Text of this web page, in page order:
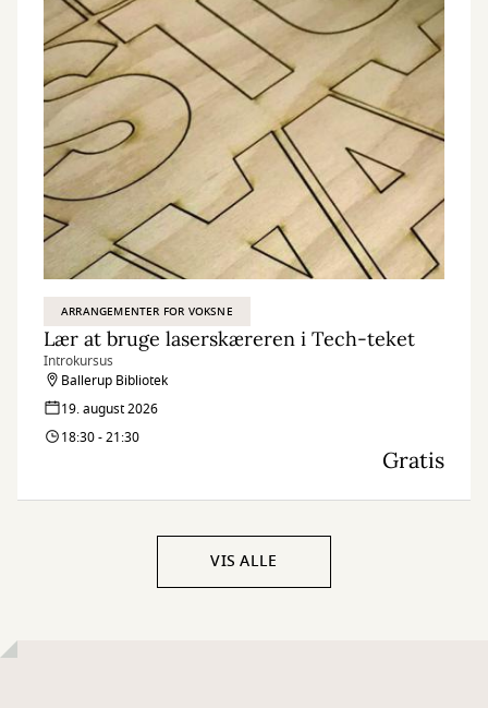
ARRANGEMENTER FOR VOKSNE
Lær at bruge laserskæreren i Tech-teket
Introkursus
Ballerup Bibliotek
19. august 2026
18:30 - 21:30
Gratis
VIS ALLE